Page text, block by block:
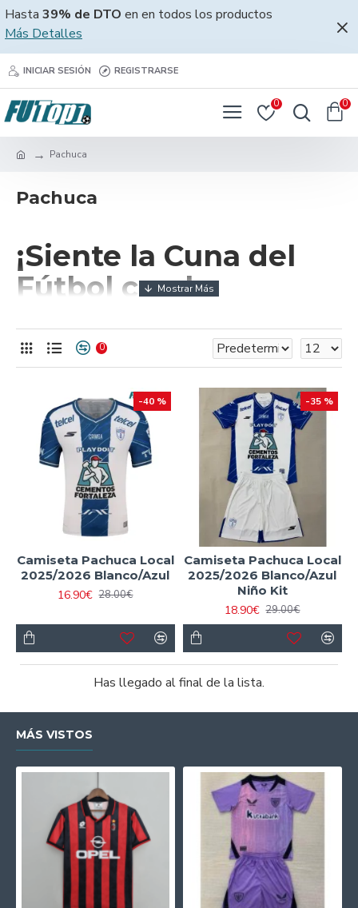
Hasta 39% de DTO en en todos los productos
Más Detalles
INICIAR SESIÓN REGISTRARSE
0 0
Pachuca
Pachuca
¡Siente la Cuna del
Fútbol con la
2025!
, conocido como la cuna delfutbol mexicano,
presenta sucamiseta futbol 2025para los hinchas
tuzos más leales.
Leyendas comoMiguel Calero Christian Giménez
Hirving "Chucky" Lozano
han brillado con el club, con
triunfos memorables como las
Ligas MXde 1999, 2001,
2003, 2006, 2007 y 2016, además de la Copa
Sudamericana de 2006, un hito en el fútbol mexicano.
El diseño de estacamiseta réplicadestaca por sus
franjas blancas y azules, un símbolo de tradición e
innovación, con un estilo moderno que refleja la esencia de
los Tuzos, ofreciendo calidad y confort para los amantes
del futbol.
No pierdas la oportunidad de tener tus
te conecta con la rica historia de Pachuca y te permite lucir
el orgullo tuzo con pasión, disponible ahora a un precio
que hará latir tu corazón por el fútbol.
0
-40 %
Camiseta Pachuca Local
2025/2026 Blanco/Azul
16.90€ 28.00€
-35 %
Camiseta Pachuca Local
2025/2026 Blanco/Azul
Niño Kit
18.90€ 29.00€
Has llegado al final de la lista.
MÁS VISTOS